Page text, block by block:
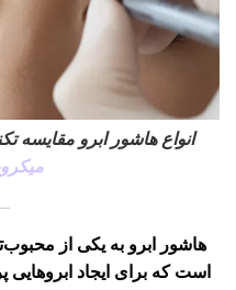
انواع هاشور ابرو مقایسه
هاشور ابرو به یکی از
است که برای ایجاد ابروهایی